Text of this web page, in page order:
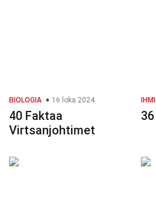
BIOLOGIA 16 loka 2024
40 Faktaa
Virtsanjohtimet